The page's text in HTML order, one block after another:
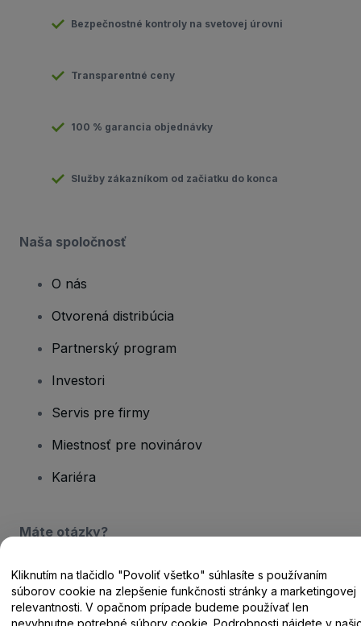
Bezpečnostné kontroly na svetovej úrovni
Transparentné ceny
100 % garancia objednávky
Služby zákazníkom od začiatku do konca
Naša spoločnosť
O nás
Otvorená distribúcia
Partnerský program
Investori
Servis pre firmy
Miestnosť pre novinárov
Kariéra
Máte otázky?
Centrum pomoci / Kontaktujte nás
Kliknutím na tlačidlo "Povoliť všetko" súhlasíte s používaním
súborov cookie na zlepšenie funkčnosti stránky a marketingovej
relevantnosti. V opačnom prípade budeme používať len
nevyhnutne potrebné súbory cookie. Podrobnosti nájdete v